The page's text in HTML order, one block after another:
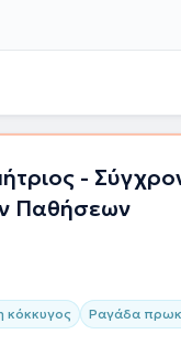
-
Παθήσεων
κόκκυγος
Ραγάδα